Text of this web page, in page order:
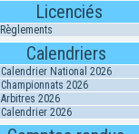
Licenciés
Règlements
Calendriers
Calendrier National 2026
Championnats 2026
Arbitres 2026
Calendrier 2026